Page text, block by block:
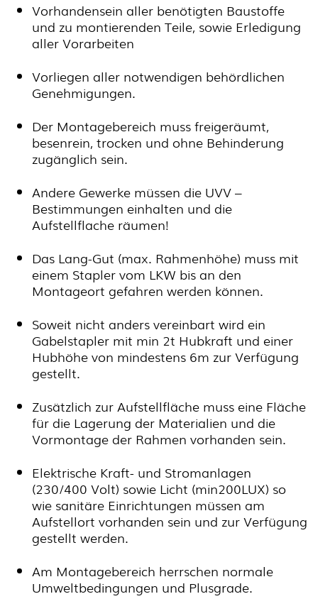
Vorhandensein aller benötigten Baustoffe
und zu montierenden Teile, sowie Erledigung
aller Vorarbeiten
Vorliegen aller notwendigen behördlichen
Genehmigungen.
Der Montagebereich muss freigeräumt,
besenrein, trocken und ohne Behinderung
zugänglich sein.
Andere Gewerke müssen die UVV –
Bestimmungen einhalten und die
Aufstellflache räumen!
Das Lang-Gut (max. Rahmenhöhe) muss mit
einem Stapler vom LKW bis an den
Montageort gefahren werden können.
Soweit nicht anders vereinbart wird ein
Gabelstapler mit min 2t Hubkraft und einer
Hubhöhe von mindestens 6m zur Verfügung
gestellt.
Zusätzlich zur Aufstellfläche muss eine Fläche
für die Lagerung der Materialien und die
Vormontage der Rahmen vorhanden sein.
Elektrische Kraft- und Stromanlagen
(230/400 Volt) sowie Licht (min200LUX) so
wie sanitäre Einrichtungen müssen am
Aufstellort vorhanden sein und zur Verfügung
gestellt werden.
Am Montagebereich herrschen normale
Umweltbedingungen und Plusgrade.